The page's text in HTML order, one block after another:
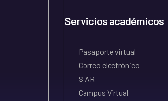
Servicios académicos
Pasaporte virtual
Correo electrónico
SIAR
Campus Virtual